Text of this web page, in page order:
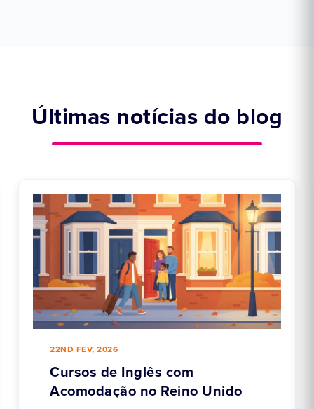
Últimas notícias do blog
22ND FEV, 2026
Cursos de Inglês com
Acomodação no Reino Unido